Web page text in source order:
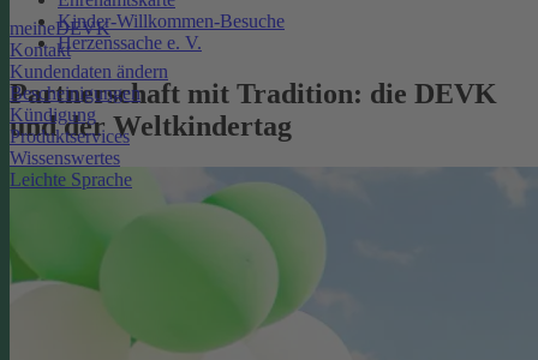
meineDEVK
Kontakt
Kundendaten ändern
Bescheinigungen
Kündigung
Produktservices
Wissenswertes
Leichte Sprache
Kinder-Willkommen-Besuche
Herzenssache e. V.
Partnerschaft mit Tradition: die DEVK
und der Weltkindertag